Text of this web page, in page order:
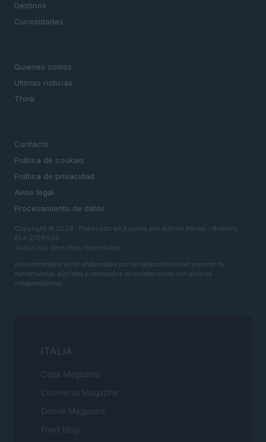
Destinos
Curiosidades
Quienes somos
Últimas noticias
Think
Contacto
Politica de cookies
Política de privacidad
Aviso legal
Procesamiento de datos
Copyright © 2026 · Publicado en España por AdHub Media - Numero
REA 2729933
Todos los derechos reservados
Los contenidos están elaborados por la redacción con el soporte de
herramientas digitales y realizados en colaboración con autores
independientes.
ITALIA
Casa Magazine
Cineverse Magazine
Donne Magazine
Food Blog